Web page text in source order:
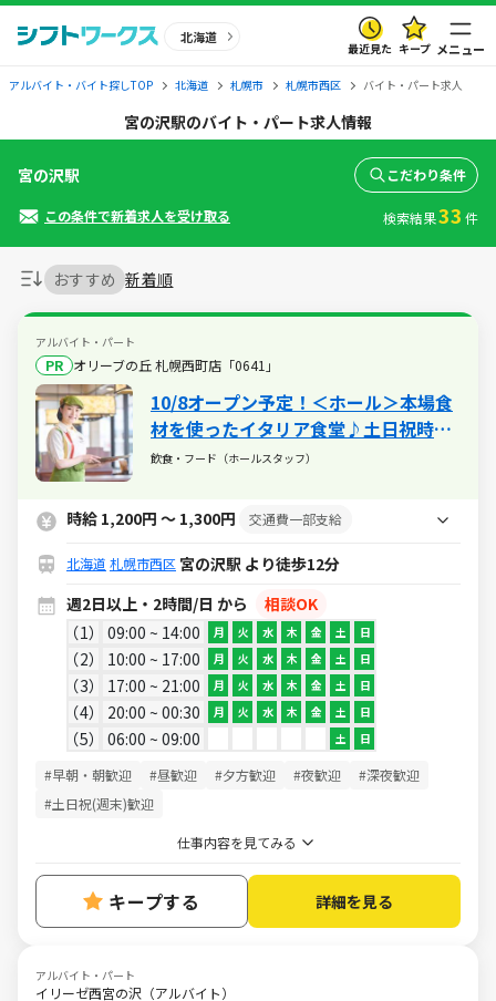
北海道
最近見た キープ メニュー
アルバイト・バイト探しTOP 北海道 札幌市 札幌市西区 バイト・パート求人
宮の沢駅のバイト・パート求人情報
おすすめ 新着順
アルバイト・パート
PR オリーブの丘 札幌西町店「0641」
10/8オープン予定！＜ホール＞本場食
材を使ったイタリア食堂♪土日祝時給
UP！深夜歓迎！車通勤OK！
飲食・フード（ホールスタッフ）
時給 1,200円 ～ 1,300円 交通費一部支給
北海道 札幌市西区 宮の沢駅 より徒歩12分
週2日以上・2時間/日 から
相談OK
1
09:00 ~ 14:00 月 火 水 木 金 土 日
2 10:00 ~ 17:00 月 火 水 木 金 土 日
3 17:00 ~ 21:00 月 火 水 木 金 土 日
4 20:00 ~ 00:30 月 火 水 木 金 土 日
5 06:00 ~ 09:00 土 日
#早朝・朝歓迎 #昼歓迎 #夕方歓迎 #夜歓迎
#深夜歓迎
#土日祝(週末)歓迎
仕事内容を見てみる
キープする 詳細を見る
アルバイト・パート
イリーゼ西宮の沢（アルバイト）
宮の沢駅 こだわり条件
この条件で新着求人を受け取る 検索結果33 件